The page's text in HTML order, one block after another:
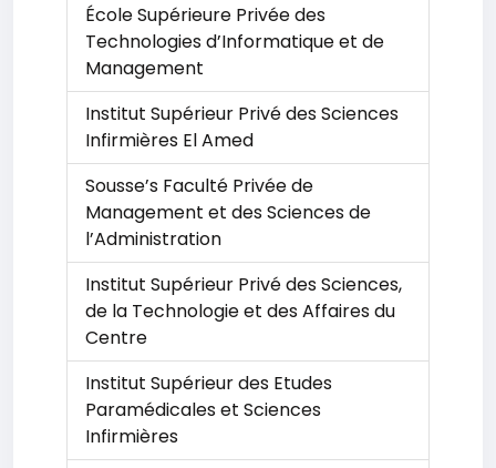
École Supérieure Privée des
Technologies d’Informatique et de
Management
Institut Supérieur Privé des Sciences
Infirmières El Amed
Sousse’s Faculté Privée de
Management et des Sciences de
l’Administration
Institut Supérieur Privé des Sciences,
de la Technologie et des Affaires du
Centre
Institut Supérieur des Etudes
Paramédicales et Sciences
Infirmières